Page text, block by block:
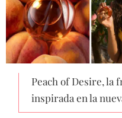
Peach of Desire, la
inspirada en la